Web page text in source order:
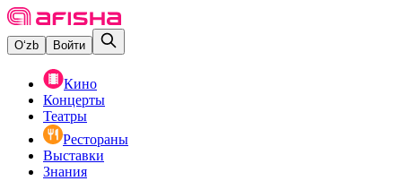
O‘zb Войти
Кино
Концерты
Театры
Рестораны
Выставки
Знания